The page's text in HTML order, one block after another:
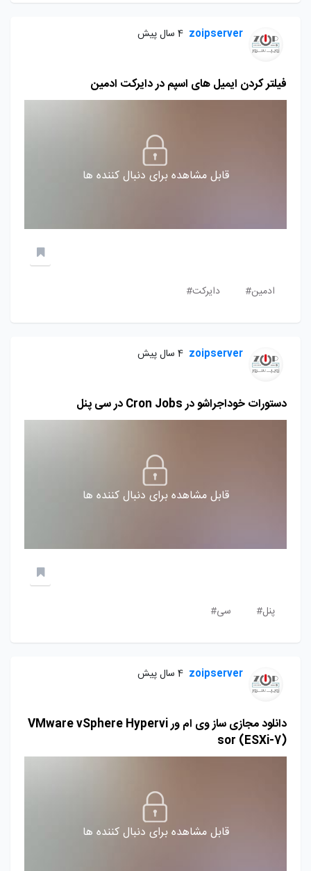
zoipserver 4 سال پیش
فیلتر کردن ایمیل های اسپم در دایرکت ادمین
قابل مشاهده برای دنبال کننده ها
ادمین# دایرکت#
zoipserver 4 سال پیش
دستورات خوداجراشو در Cron Jobs در سی پنل
قابل مشاهده برای دنبال کننده ها
پنل# سی#
zoipserver 4 سال پیش
دانلود مجازی ساز وی ام ور VMware vSphere Hypervi
sor (ESXi-7)
قابل مشاهده برای دنبال کننده ها